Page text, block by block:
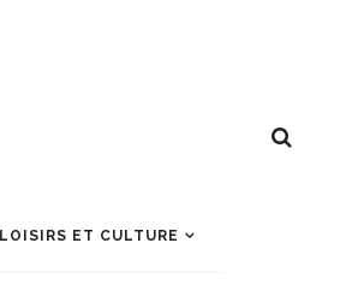
LOISIRS ET CULTURE